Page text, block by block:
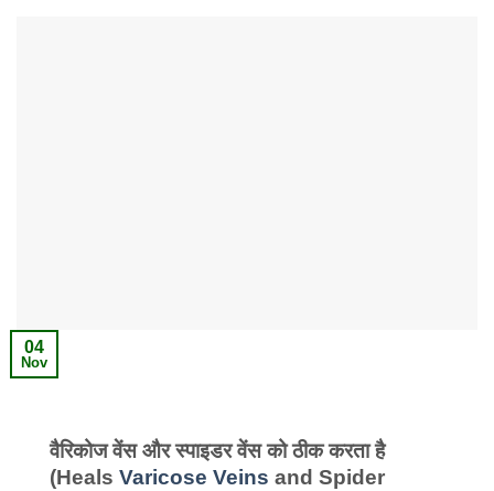
04
Nov
वैरिकोज वेंस और स्पाइडर वेंस को ठीक करता है
(Heals Varicose Veins and Spider